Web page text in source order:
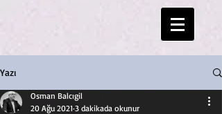
Yazı
Osman Balcıgil
20 Ağu 2021 3 dakikada okunur